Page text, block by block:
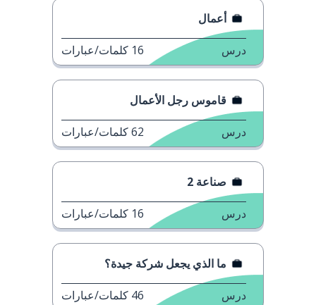
أعمال
درس 16 كلمات/عبارات
قاموس رجل الأعمال
درس 62كلمات/عبارات
صناعة 2
درس 16 كلمات/عبارات
ما الذي يجعل شركة جيدة؟
درس 46 كلمات/عبارات